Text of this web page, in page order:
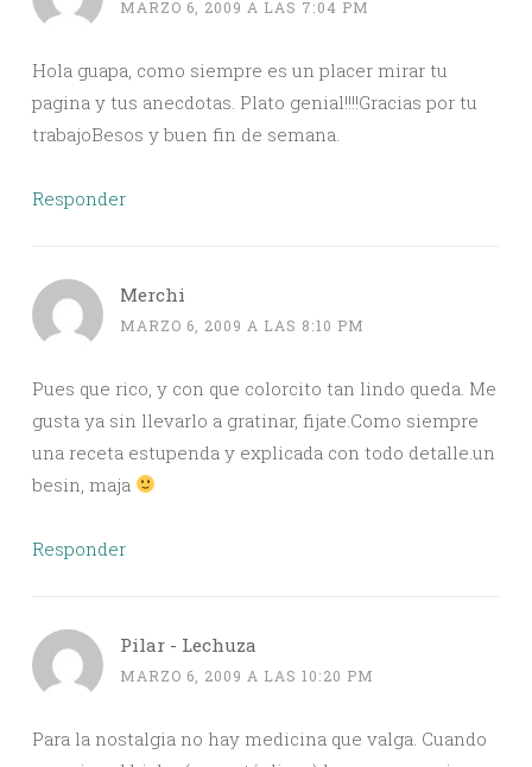
MARZO 6, 2009 A LAS 7:04 PM
Hola guapa, como siempre es un placer mirar tu
pagina y tus anecdotas. Plato genial!!!!Gracias por tu
trabajoBesos y buen fin de semana.
Responder
Merchi
MARZO 6, 2009 A LAS 8:10 PM
Pues que rico, y con que colorcito tan lindo queda. Me
gusta ya sin llevarlo a gratinar, fijate.Como siempre
una receta estupenda y explicada con todo detalle.un
besin, maja
Responder
Pilar - Lechuza
MARZO 6, 2009 A LAS 10:20 PM
Para la nostalgia no hay medicina que valga. Cuando